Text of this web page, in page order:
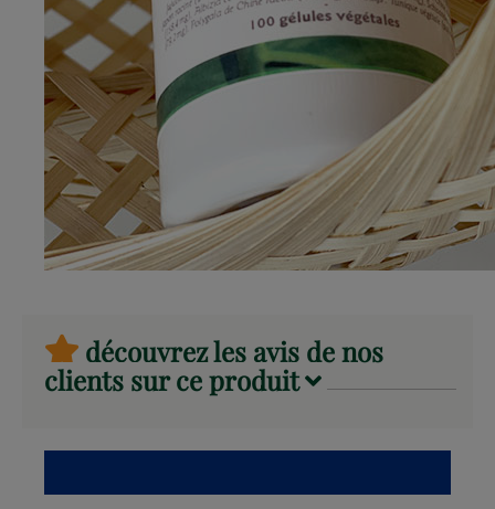
découvrez les avis de nos
clients sur ce produit